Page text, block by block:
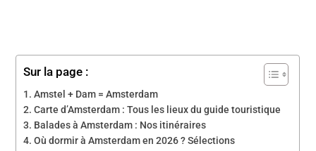
Sur la page :
Amstel + Dam = Amsterdam
Carte d’Amsterdam : Tous les lieux du guide touristique
Balades à Amsterdam : Nos itinéraires
Où dormir à Amsterdam en 2026 ? Sélections